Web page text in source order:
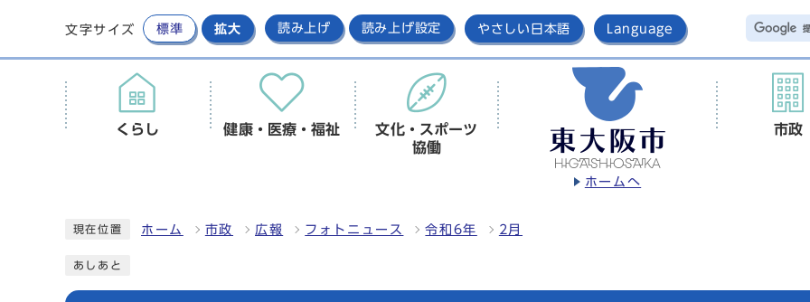
文字サイズ 標準 拡大 読み上げ 読み上げ設定 やさしい日本語 Language
ホームへ
くらし 健康・医療・福祉
文化・スポーツ
協働
市政
現在位置 ホーム 市政 広報 フォトニュース 令和6年 2月
あしあと